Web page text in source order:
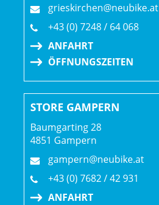
grieskirchen@neubike.at
+43 (0) 7248 / 64 068
ANFAHRT
ÖFFNUNGSZEITEN
STORE GAMPERN
Baumgarting 28
4851 Gampern
gampern@neubike.at
+43 (0) 7682 / 42 931
ANFAHRT